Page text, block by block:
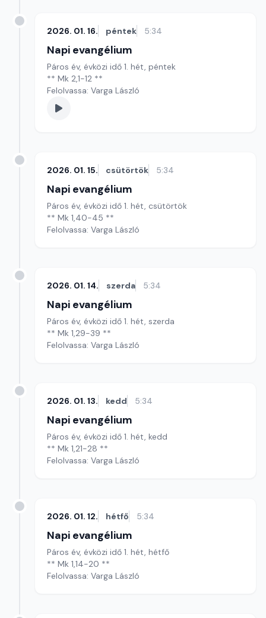
2026. 01. 16. péntek 5:34
Napi evangélium
Páros év, évközi idő 1. hét, péntek
** Mk 2,1-12 **
Felolvassa: Varga László
2026. 01. 15. csütörtök 5:34
Napi evangélium
Páros év, évközi idő 1. hét, csütörtök
** Mk 1,40-45 **
Felolvassa: Varga László
2026. 01. 14. szerda 5:34
Napi evangélium
Páros év, évközi idő 1. hét, szerda
** Mk 1,29-39 **
Felolvassa: Varga László
2026. 01. 13. kedd 5:34
Napi evangélium
Páros év, évközi idő 1. hét, kedd
** Mk 1,21-28 **
Felolvassa: Varga László
2026. 01. 12. hétfő 5:34
Napi evangélium
Páros év, évközi idő 1. hét, hétfő
** Mk 1,14-20 **
Felolvassa: Varga László